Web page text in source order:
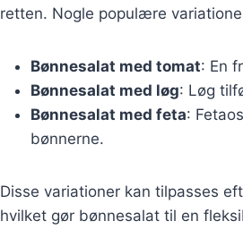
retten. Nogle populære
Bønnesalat med tomat: En
Bønnesalat med løg: Løg
Bønnesalat med feta:
bønnerne.
Disse variationer kan tilpasses
hvilket gør bønnesalat til en